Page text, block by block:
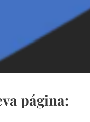
página: